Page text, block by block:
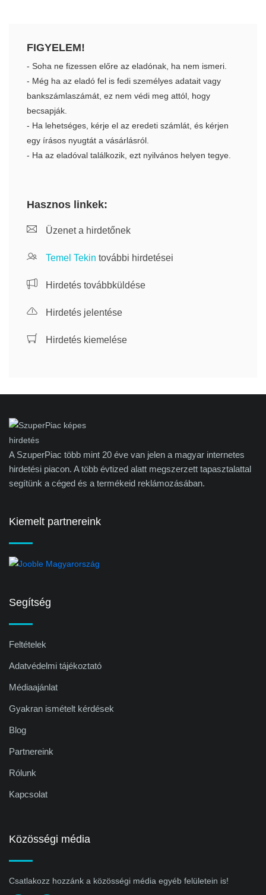
FIGYELEM!
- Soha ne fizessen előre az eladónak, ha nem ismeri.
- Még ha az eladó fel is fedi személyes adatait vagy
bankszámlaszámát, ez nem védi meg attól, hogy
becsapják.
- Ha lehetséges, kérje el az eredeti számlát, és kérjen
egy írásos nyugtát a vásárlásról.
- Ha az eladóval találkozik, ezt nyilvános helyen tegye.
Hasznos linkek:
Üzenet a hirdetőnek
Temel Tekin további hirdetései
Hirdetés továbbküldése
Hirdetés jelentése
Hirdetés kiemelése
A SzuperPiac több mint 20 éve van jelen a magyar internetes
hirdetési piacon. A több évtized alatt megszerzett tapasztalattal
segítünk a céged és a termékeid reklámozásában.
Kiemelt partnereink
Segítség
Feltételek
Adatvédelmi tájékoztató
Médiaajánlat
Gyakran ismételt kérdések
Blog
Partnereink
Rólunk
Kapcsolat
Közösségi média
Csatlakozz hozzánk a közösségi média egyéb felületein is!